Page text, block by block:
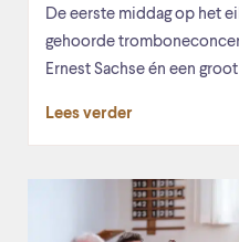
De eerste middag op het
gehoorde
Ernest Sachse én een
Lees verder